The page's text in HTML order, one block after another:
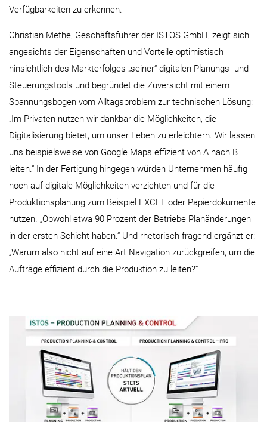
Verfügbarkeiten zu erkennen.
Christian Methe, Geschäftsführer der ISTOS GmbH, zeigt sich
angesichts der Eigenschaften und Vorteile optimistisch
hinsichtlich des Markterfolges „seiner“ digitalen Planungs- und
Steuerungstools und begründet die Zuversicht mit einem
Spannungsbogen vom Alltagsproblem zur technischen Lösung:
„Im Privaten nutzen wir dankbar die Möglichkeiten, die
Digitalisierung bietet, um unser Leben zu erleichtern. Wir lassen
uns beispielsweise von Google Maps effizient von A nach B
leiten.“ In der Fertigung hingegen würden Unternehmen häufig
noch auf digitale Möglichkeiten verzichten und für die
Produktionsplanung zum Beispiel EXCEL oder Papierdokumente
nutzen. „Obwohl etwa 90 Prozent der Betriebe Planänderungen
in der ersten Schicht haben.“ Und rhetorisch fragend ergänzt er:
„Warum also nicht auf eine Art Navigation zurückgreifen, um die
Aufträge effizient durch die Produktion zu leiten?“